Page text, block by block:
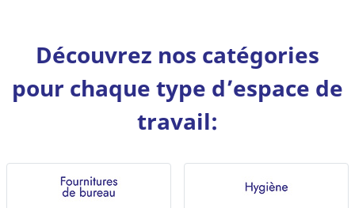
Découvrez nos catégories
pour chaque type d’espace de
travail: